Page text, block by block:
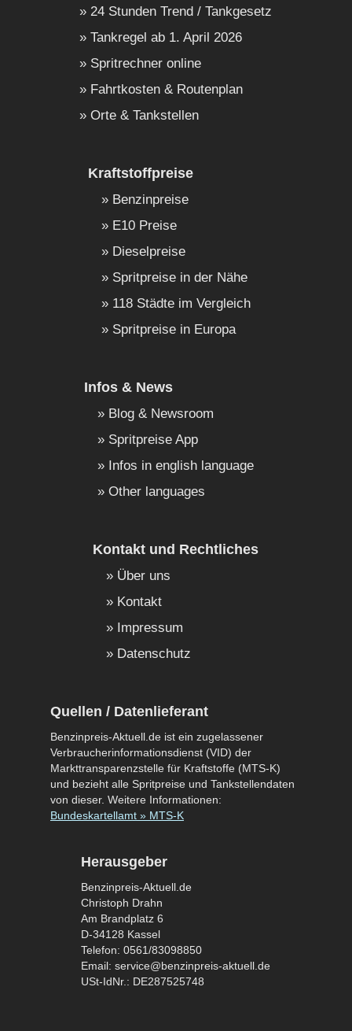
24 Stunden Trend / Tankgesetz
Tankregel ab 1. April 2026
Spritrechner online
Fahrtkosten & Routenplan
Orte & Tankstellen
Kraftstoffpreise
Benzinpreise
E10 Preise
Dieselpreise
Spritpreise in der Nähe
118 Städte im Vergleich
Spritpreise in Europa
Infos & News
Blog & Newsroom
Spritpreise App
Infos in english language
Other languages
Kontakt und Rechtliches
Über uns
Kontakt
Impressum
Datenschutz
Quellen / Datenlieferant
Benzinpreis-Aktuell.de ist ein zugelassener
Verbraucherinformationsdienst (VID) der
Markttransparenzstelle für Kraftstoffe (MTS-K)
und bezieht alle Spritpreise und Tankstellendaten
von dieser. Weitere Informationen:
Bundeskartellamt » MTS-K
Herausgeber
Benzinpreis-Aktuell.de
Christoph Drahn
Am Brandplatz 6
D-34128 Kassel
Telefon: 0561/83098850
Email: service@benzinpreis-aktuell.de
USt-IdNr.: DE287525748